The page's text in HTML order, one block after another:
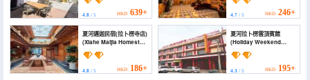
4.8 / 5 HKD 639+ 4.7/ 5 HKD 246+
夏河邁迦民宿(拉卜楞寺店)
(Xiahe Maijia Homestay
(Labolengsi))
4.8 / 5 HKD 186+
夏河拉卜楞雲頂賓館
(Holiday Weekend
Hotel)
4.3/ 5 HKD 195+